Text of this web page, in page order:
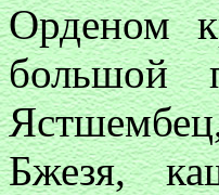
Орденом
большой
Бжезя,